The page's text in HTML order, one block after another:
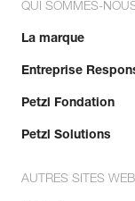
QUI SOMMES-
La marque
Entreprise
Petzl Fondation
Petzl Solutions
AUTRES SITES